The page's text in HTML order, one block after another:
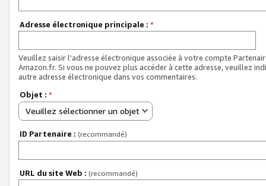
Adresse électronique principale : *
Veuillez saisir l'adresse électronique associée à votre compte
Amazon.fr. Si vous ne pouvez plus accéder à cette adresse, veuillez
autre adresse électronique dans vos commentaires.
Objet : *
Veuillez sélectionner un objet
ID Partenaire : (recommandé)
URL du site Web : (recommandé)